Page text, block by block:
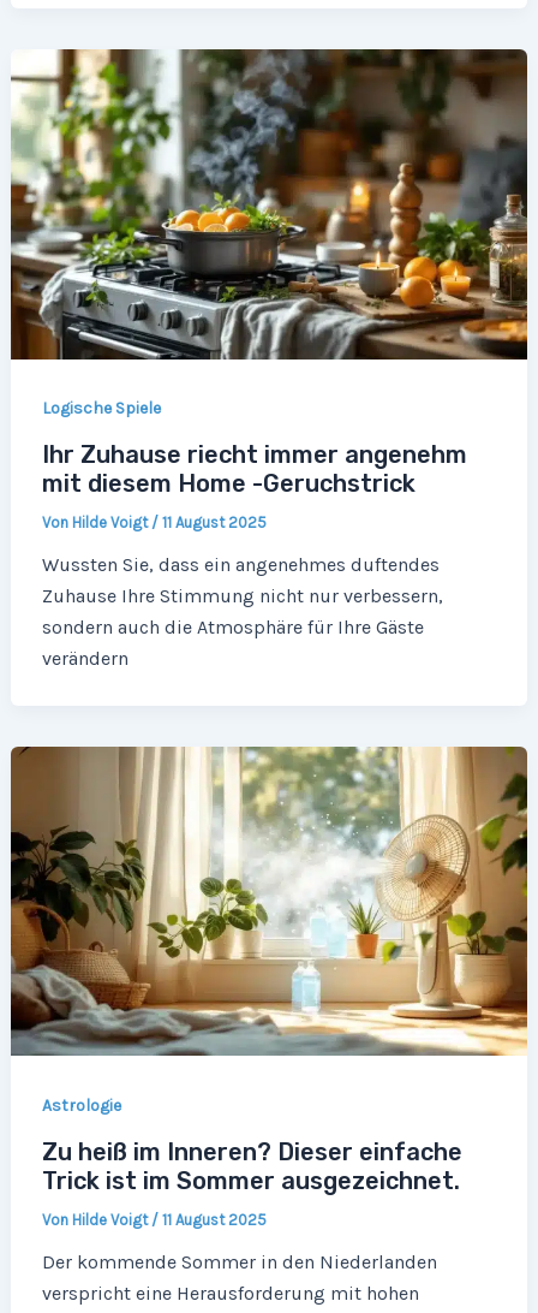
Logische Spiele
Ihr Zuhause riecht immer angenehm
mit diesem Home -Geruchstrick
Von Hilde Voigt / 11 August 2025
Wussten Sie, dass ein angenehmes duftendes
Zuhause Ihre Stimmung nicht nur verbessern,
sondern auch die Atmosphäre für Ihre Gäste
verändern
Astrologie
Zu heiß im Inneren? Dieser einfache
Trick ist im Sommer ausgezeichnet.
Von Hilde Voigt / 11 August 2025
Der kommende Sommer in den Niederlanden
verspricht eine Herausforderung mit hohen